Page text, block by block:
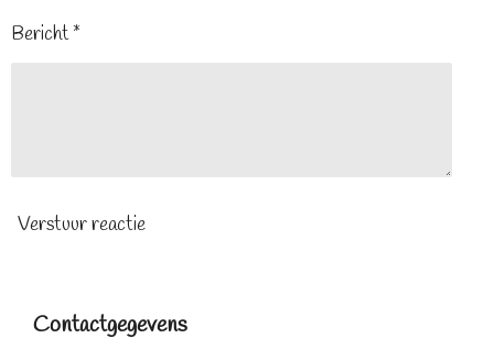
Bericht *
Verstuur reactie
Contactgegevens